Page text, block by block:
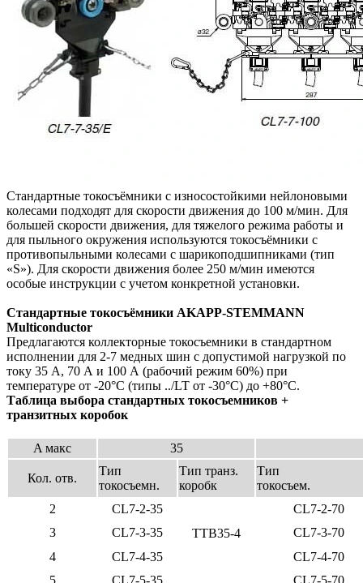
Стандартные токосъёмники с износостойкими нейлоновыми
колесами подходят для скорости движения до 100 м/мин. Для
большей скорости движения, для тяжелого режима работы и
для пыльного окружения используются токосъёмники с
противопыльными колесами с шарикоподшипниками (тип
«S»). Для скорости движения более 250 м/мин имеются
особые инструкции с учетом конкретной установки.
Стандартные токосъёмники AKAPP-STEMMANN
Multiconductor
Предлагаются коллекторные токосъемники в стандартном
исполнении для 2-7 медных шин с допустимой нагрузкой по
току 35 А, 70 А и 100 А (рабочий режим 60%) при
температуре от -20°С (типы ../LT от -30°С) до +80°С.
Таблица выбора стандартных токосъемников +
транзитных коробок
A макс 35
Кол. отв.
Тип
токосъемн.
Тип транз.
коробк
Тип
токосъем.
2
CL7-2-35
TTB35-4
CL7-2-70
3
CL7-3-35
CL7-3-70
4
CL7-4-35
CL7-4-70
5
CL7-5-35 CL7-5-70